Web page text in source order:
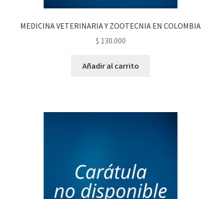
MEDICINA VETERINARIA Y ZOOTECNIA EN COLOMBIA
$ 130.000
Añadir al carrito